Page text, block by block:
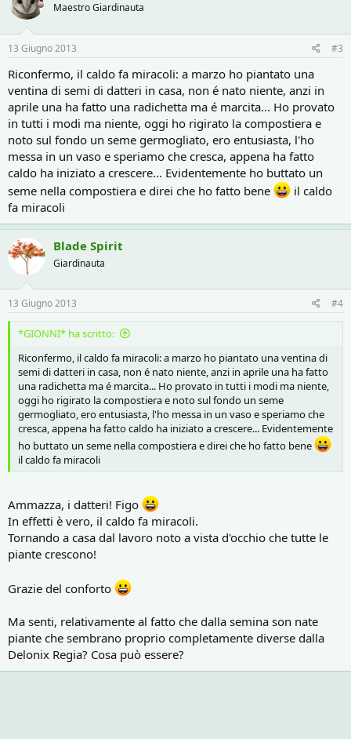
Maestro Giardinauta
13 Giugno 2013 #3
Riconfermo, il caldo fa miracoli: a marzo ho piantato una
ventina di semi di datteri in casa, non é nato niente, anzi in
aprile una ha fatto una radichetta ma é marcita... Ho provato
in tutti i modi ma niente, oggi ho rigirato la compostiera e
noto sul fondo un seme germogliato, ero entusiasta, l'ho
messa in un vaso e speriamo che cresca, appena ha fatto
caldo ha iniziato a crescere... Evidentemente ho buttato un
seme nella compostiera e direi che ho fatto bene
il caldo
fa miracoli
Blade Spirit
Giardinauta
13 Giugno 2013 #4
*GIONNI* ha scritto:
Riconfermo, il caldo fa miracoli: a marzo ho piantato una ventina di
semi di datteri in casa, non é nato niente, anzi in aprile una ha fatto
una radichetta ma é marcita... Ho provato in tutti i modi ma niente,
oggi ho rigirato la compostiera e noto sul fondo un seme
germogliato, ero entusiasta, l'ho messa in un vaso e speriamo che
cresca, appena ha fatto caldo ha iniziato a crescere... Evidentemente
ho buttato un seme nella compostiera e direi che ho fatto bene
il caldo fa miracoli
Ammazza, i datteri! Figo
In effetti è vero, il caldo fa miracoli.
Tornando a casa dal lavoro noto a vista d'occhio che tutte le
piante crescono!
Grazie del conforto
Ma senti, relativamente al fatto che dalla semina son nate
piante che sembrano proprio completamente diverse dalla
Delonix Regia? Cosa può essere?